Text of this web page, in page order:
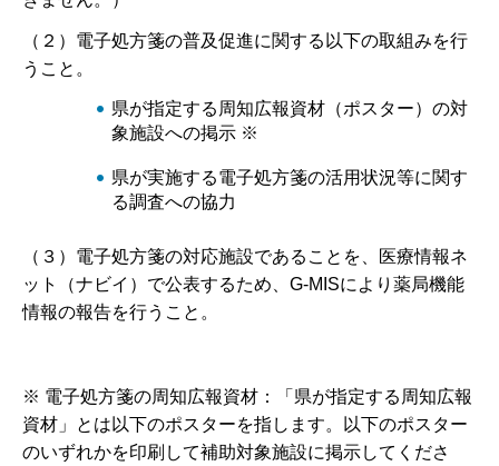
（２）電子処方箋の普及促進に関する以下の取組みを行
うこと。
県が指定する周知広報資材（ポスター）の対
象施設への掲示 ※
県が実施する電子処方箋の活用状況等に関す
る調査への協力
（３）電子処方箋の対応施設であることを、医療情報ネ
ット（ナビイ）で公表するため、G-MISにより薬局機能
情報の報告を行うこと。
※ 電子処方箋の周知広報資材：「県が指定する周知広報
資材」とは以下のポスターを指します。以下のポスター
のいずれかを印刷して補助対象施設に掲示してくださ